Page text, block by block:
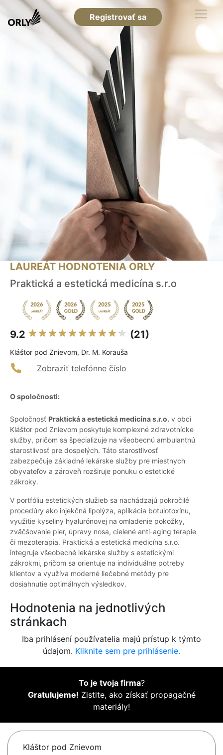
Registrovať sa
LAUREÁT HODNOTENIA ORLY
Praktická a estetická medicína s.r.o
9.2 (21)
Kláštor pod Znievom, Dr. M. Korauša
Zobraziť telefónne číslo
O spoločnosti:
Spoločnosť Praktická a estetická medicína s.r.o. v obci
Kláštor pod Znievom poskytuje komplexné zdravotnícke
služby, pričom sa špecializuje na všeobecnú ambulantnú
starostlivosť pre dospelých. Táto starostlivosť
zabezpečuje základné lekárske služby pre miestnych
obyvateľov a zároveň rozširuje ponuku o estetické
zákroky.
V portfóliu estetických služieb sa nachádzajú pokročilé
procedúry ako injekčná lipolýza, aplikácia botulotoxínu,
využitie kyseliny hyalurónovej na omladenie pokožky,
zväčšovanie pier, úpravy nosa, cielené anti-aging terapie
či mezoterapia. Praktická a estetická medicína s.r.o.
integruje všeobecné lekárske služby s estetickými
zákrokmi, pričom sa orientuje na individuálne potreby
klientov a využíva moderné liečebné metódy pre
dosiahnutie optimálnych výsledkov.
Hodnotenia na jednotlivých
stránkach
Iba prihlásení používatelia majú prístup k týmto
údajom. Kliknite sem pre prihlásenie.
To je tvoja firma?
Gratulujeme! Zistite, ako získať propagačné
materiály!
Kláštor pod Znievom